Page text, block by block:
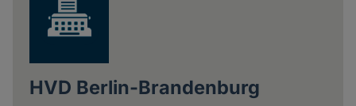
HVD Berlin-Brandenburg